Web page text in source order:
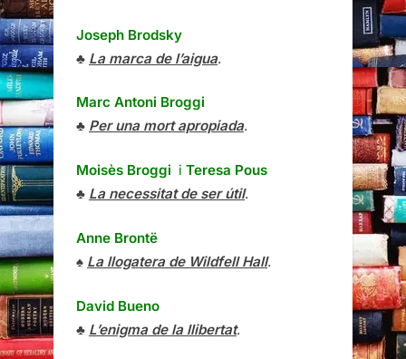
Joseph Brodsky
♣ La marca de l’aigua.
Marc Antoni Broggi
♣ Per una mort apropiada.
Moisès Broggi i Teresa Pous
♣ La necessitat de ser útil.
Anne Brontë
♠ La llogatera de Wildfell Hall.
David Bueno
♣ L’enigma de la llibertat.